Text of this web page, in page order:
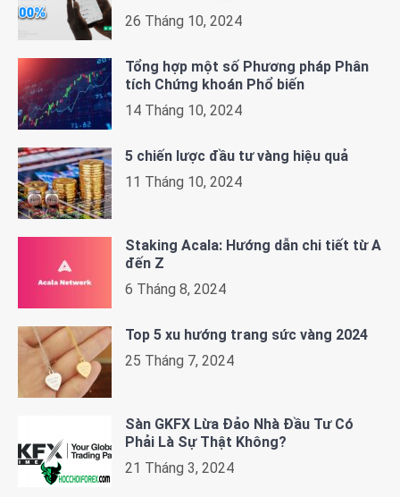
26 Tháng 10, 2024
Tổng hợp một số Phương pháp Phân
tích Chứng khoán Phổ biến
14 Tháng 10, 2024
5 chiến lược đầu tư vàng hiệu quả
11 Tháng 10, 2024
Staking Acala: Hướng dẫn chi tiết từ A
đến Z
6 Tháng 8, 2024
Top 5 xu hướng trang sức vàng 2024
25 Tháng 7, 2024
Sàn GKFX Lừa Đảo Nhà Đầu Tư Có
Phải Là Sự Thật Không?
21 Tháng 3, 2024